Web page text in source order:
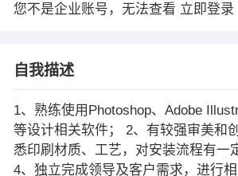
您不是企业账号，无法查看 立即登录
自我描述
1、熟练使用Photoshop、Adobe
等设计相关软件； 2、有较强审美和
悉印刷材质、工艺，对安装流程有一
4、独立完成领导及客户需求，进行